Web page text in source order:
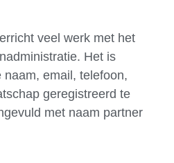
veel werk met het
Het is
naam, email, telefoon,
geregistreerd te
met naam partner